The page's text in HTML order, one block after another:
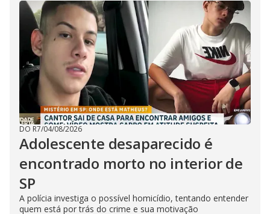
DO R7/04/08/2026
Adolescente desaparecido é
encontrado morto no interior de
SP
A polícia investiga o possível homicídio, tentando entender
quem está por trás do crime e sua motivação